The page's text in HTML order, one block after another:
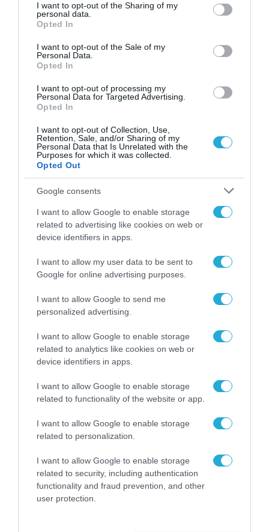
not limited to your visit or usage behaviour. You may click to
grant or deny consent to Google and its third-party tags to
use your data for below specified purposes in below Google
consent section.
I want to opt-out of the Sharing of my
personal data.
Opted In
I want to opt-out of the Sale of my
Personal Data.
Opted In
I want to opt-out of processing my
Personal Data for Targeted Advertising.
Opted In
I want to opt-out of Collection, Use,
Retention, Sale, and/or Sharing of my
Personal Data that Is Unrelated with the
Purposes for which it was collected.
Opted Out
Google consents
I want to allow Google to enable storage
related to advertising like cookies on web or
device identifiers in apps.
I want to allow my user data to be sent to
Google for online advertising purposes.
I want to allow Google to send me
personalized advertising.
I want to allow Google to enable storage
related to analytics like cookies on web or
device identifiers in apps.
I want to allow Google to enable storage
related to functionality of the website or app.
I want to allow Google to enable storage
related to personalization.
I want to allow Google to enable storage
related to security, including authentication
functionality and fraud prevention, and other
user protection.
Σ. Καλαφάτης: «Η
Τεχνητή Νοημοσύνη
δεν είναι απλώς μια
νέα τεχνολογία, είναι
μια νέα βιομηχανική
επανάσταση»
31.07.2026
Νέος οδηγός του ΕΚΤ
για τη χρηματοδότηση
επιχειρήσεων στον
χώρο της άμυνας
31.07.2026
Η πιο ταξιδιάρικη
βαλίτσα του φετινού
καλοκαιριού έχει την
υπογραφή της Xiaomi
ΟΛΗ Η ΡΟΗ ΕΙΔΗΣΕΩΝ
ΥΠΟΔΟΜΕΣ